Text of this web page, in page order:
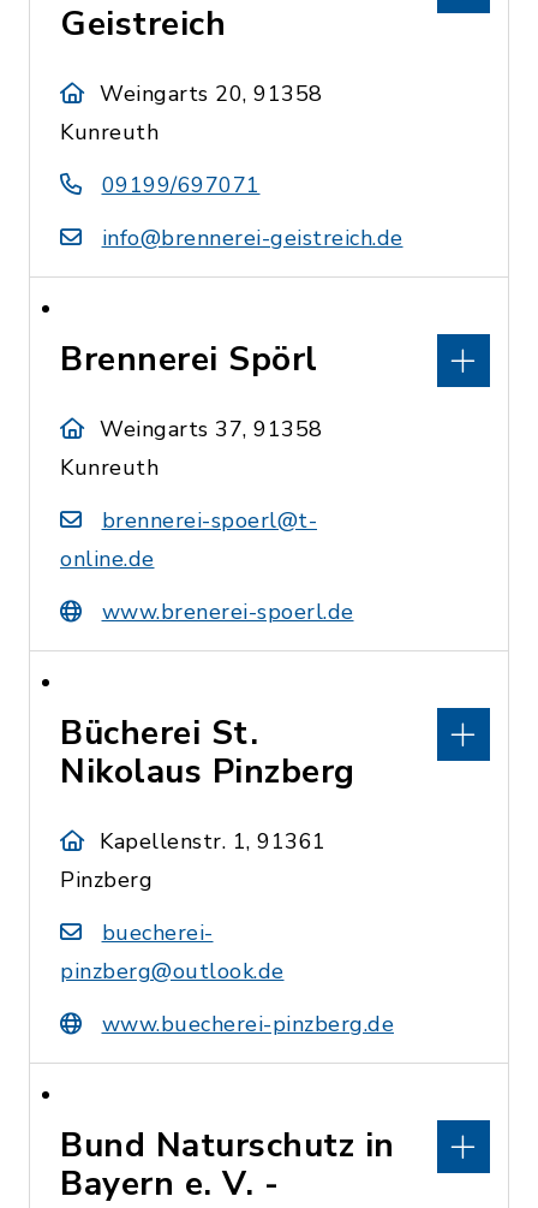
Geistreich
Weingarts 20, 91358
Kunreuth
09199/697071
info@brennerei-geistreich.de
Brennerei Spörl
Weingarts 37, 91358
Kunreuth
brennerei-spoerl@t-
online.de
www.brenerei-spoerl.de
Bücherei St.
Nikolaus Pinzberg
Kapellenstr. 1, 91361
Pinzberg
buecherei-
pinzberg@outlook.de
www.buecherei-pinzberg.de
Bund Naturschutz in
Bayern e. V. -